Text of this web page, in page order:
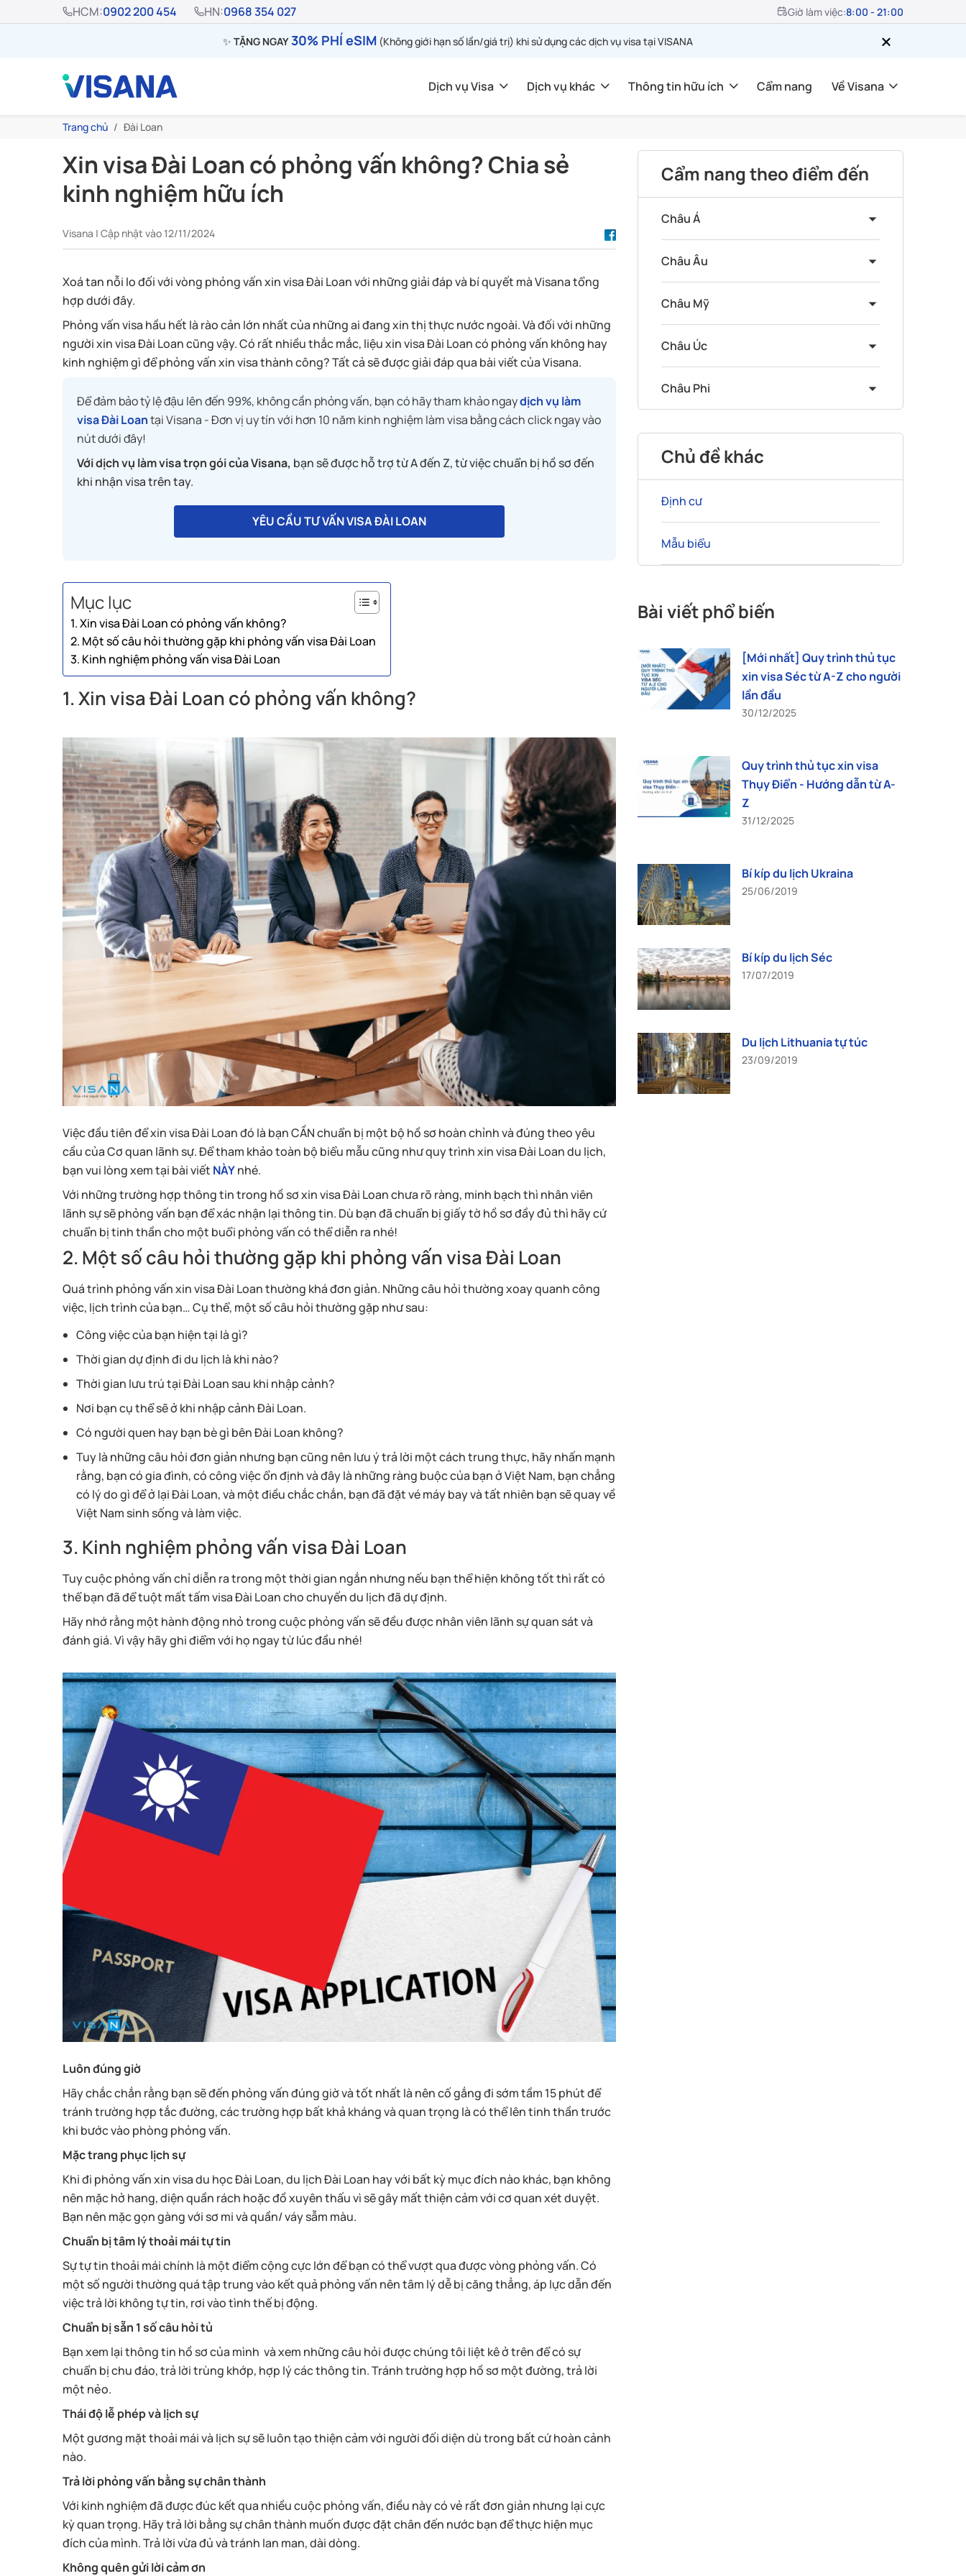
HCM:0902 200 454 HN:0968 354 027 Giờ làm việc:8:00 - 21:00
✨ TẶNG NGAY30% PHÍ eSIM (Không giới hạn số lần/giá trị) khi sử dụng các dịch vụ visa tại VISANA
Dịch vụ Visa Dịch vụ khác Thông tin hữu ích Cẩm nang Về Visana
Trang chủ Đài Loan
Xin visa Đài Loan có phỏng vấn không? Chia sẻ
kinh nghiệm hữu ích
Visana | Cập nhật vào 12/11/2024
Xoá tan nỗi lo đối với vòng phỏng vấn xin visa Đài Loan với những giải đáp và bí quyết mà Visana tổng
hợp dưới đây.
Phỏng vấn visa hầu hết là rào cản lớn nhất của những ai đang xin thị thực nước ngoài. Và đối với những
người xin visa Đài Loan cũng vậy. Có rất nhiều thắc mắc, liệu xin visa Đài Loan có phỏng vấn không hay
kinh nghiệm gì để phỏng vấn xin visa thành công? Tất cả sẽ được giải đáp qua bài viết của Visana.
Để đảm bảo tỷ lệ đậu lên đến 99%, không cần phỏng vấn, bạn có hãy tham khảo ngaydịch vụ làm
visa Đài Loantại Visana - Đơn vị uy tín với hơn 10 năm kinh nghiệm làm visa bằng cách click ngay vào
nút dưới đây!
Với dịch vụ làm visa trọn gói của Visana, bạn sẽ được hỗ trợ từ A đến Z, từ việc chuẩn bị hồ sơ đến
khi nhận visa trên tay.
YÊU CẦU TƯ VẤN VISA ĐÀI LOAN
Mục lục
1. Xin visa Đài Loan có phỏng vấn không?
2. Một số câu hỏi thường gặp khi phỏng vấn visa Đài Loan
3. Kinh nghiệm phỏng vấn visa Đài Loan
1. Xin visa Đài Loan có phỏng vấn không?
Việc đầu tiên để xin visa Đài Loan đó là bạn CẦN chuẩn bị một bộ hồ sơ hoàn chỉnh và đúng theo yêu
cầu của Cơ quan lãnh sự. Để tham khảo toàn bộ biểu mẫu cũng như quy trình xin visa Đài Loan du lịch,
bạn vui lòng xem tại bài viết NÀYnhé.
Với những trường hợp thông tin trong hồ sơ xin visa Đài Loan chưa rõ ràng, minh bạch thì nhân viên
lãnh sự sẽ phỏng vấn bạn để xác nhận lại thông tin. Dù bạn đã chuẩn bị giấy tờ hồ sơ đầy đủ thì hãy cứ
chuẩn bị tinh thần cho một buổi phỏng vấn có thể diễn ra nhé!
2. Một số câu hỏi thường gặp khi phỏng vấn visa Đài Loan
Quá trình phỏng vấn xin visa Đài Loan thường khá đơn giản. Những câu hỏi thường xoay quanh công
việc, lịch trình của bạn… Cụ thể, một số câu hỏi thường gặp như sau:
Công việc của bạn hiện tại là gì?
Thời gian dự định đi du lịch là khi nào?
Thời gian lưu trú tại Đài Loan sau khi nhập cảnh?
Nơi bạn cụ thể sẽ ở khi nhập cảnh Đài Loan.
Có người quen hay bạn bè gì bên Đài Loan không?
Tuy là những câu hỏi đơn giản nhưng bạn cũng nên lưu ý trả lời một cách trung thực, hãy nhấn mạnh
rằng, bạn có gia đình, có công việc ổn định và đây là những ràng buộc của bạn ở Việt Nam, bạn chẳng
có lý do gì để ở lại Đài Loan, và một điều chắc chắn, bạn đã đặt vé máy bay và tất nhiên bạn sẽ quay về
Việt Nam sinh sống và làm việc.
3. Kinh nghiệm phỏng vấn visa Đài Loan
Tuy cuộc phỏng vấn chỉ diễn ra trong một thời gian ngắn nhưng nếu bạn thể hiện không tốt thì rất có
thể bạn đã để tuột mất tấm visa Đài Loan cho chuyến du lịch đã dự định.
Hãy nhớ rằng một hành động nhỏ trong cuộc phỏng vấn sẽ đều được nhân viên lãnh sự quan sát và
đánh giá. Vì vậy hãy ghi điểm với họ ngay từ lúc đầu nhé!
Luôn đúng giờ
Hãy chắc chắn rằng bạn sẽ đến phỏng vấn đúng giờ và tốt nhất là nên cố gắng đi sớm tầm 15 phút để
tránh trường hợp tắc đường, các trường hợp bất khả kháng và quan trọng là có thể lên tinh thần trước
khi bước vào phòng phỏng vấn.
Mặc trang phục lịch sự
Khi đi phỏng vấn xin visa du học Đài Loan, du lịch Đài Loan hay với bất kỳ mục đích nào khác, bạn không
nên mặc hở hang, diện quần rách hoặc đồ xuyên thấu vì sẽ gây mất thiện cảm với cơ quan xét duyệt.
Bạn nên mặc gọn gàng với sơ mi và quần/ váy sẫm màu.
Chuẩn bị tâm lý thoải mái tự tin
Sự tự tin thoải mái chính là một điểm cộng cực lớn để bạn có thể vượt qua được vòng phỏng vấn. Có
một số người thường quá tập trung vào kết quả phỏng vấn nên tâm lý dễ bị căng thẳng, áp lực dẫn đến
việc trả lời không tự tin, rơi vào tình thế bị động.
Chuẩn bị sẵn 1 số câu hỏi tủ
Bạn xem lại thông tin hồ sơ của mình và xem những câu hỏi được chúng tôi liệt kê ở trên để có sự
chuẩn bị chu đáo, trả lời trùng khớp, hợp lý các thông tin. Tránh trường hợp hồ sơ một đường, trả lời
một nẻo.
Thái độ lễ phép và lịch sự
Một gương mặt thoải mái và lịch sự sẽ luôn tạo thiện cảm với người đối diện dù trong bất cứ hoàn cảnh
nào.
Trả lời phỏng vấn bằng sự chân thành
Với kinh nghiệm đã được đúc kết qua nhiều cuộc phỏng vấn, điều này có vẻ rất đơn giản nhưng lại cực
kỳ quan trọng. Hãy trả lời bằng sự chân thành muốn được đặt chân đến nước bạn để thực hiện mục
đích của mình. Trả lời vừa đủ và tránh lan man, dài dòng.
Không quên gửi lời cảm ơn
Cẩm nang theo điểm đến
Châu Á
Châu Âu
Châu Mỹ
Châu Úc
Châu Phi
Chủ đề khác
Định cư
Mẫu biểu
Bài viết phổ biến
[Mới nhất] Quy trình thủ tục
xin visa Séc từ A-Z cho người
lần đầu
30/12/2025
Quy trình thủ tục xin visa
Thụy Điển - Hướng dẫn từ A-
Z
31/12/2025
Bí kíp du lịch Ukraina
25/06/2019
Bí kíp du lịch Séc
17/07/2019
Du lịch Lithuania tự túc
23/09/2019